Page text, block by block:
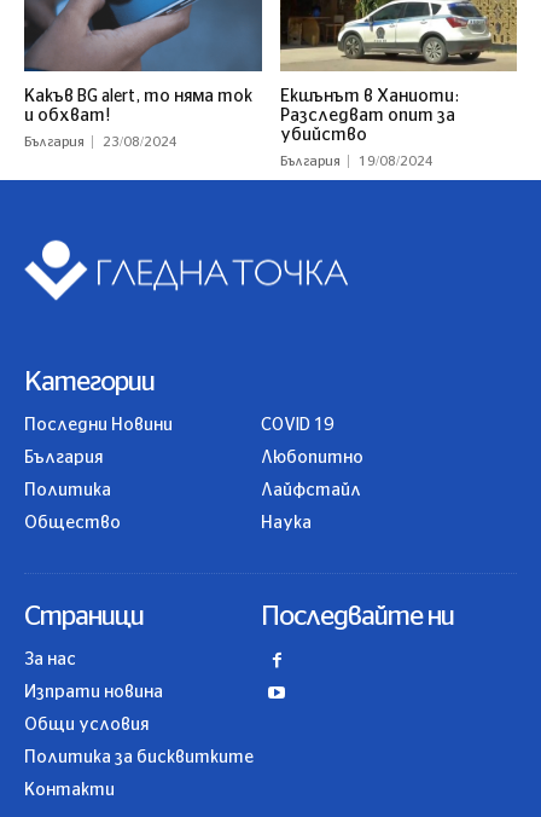
Какъв BG alert, то няма ток
и обхват!
България 23/08/2024
Екшънът в Ханиоти:
Разследват опит за
убийство
България 19/08/2024
Категории
Последни Новини
България
Политика
Общество
COVID 19
Любопитно
Лайфстайл
Наука
Страници
За нас
Изпрати новина
Общи условия
Политика за бисквитките
Контакти
Последвайте ни